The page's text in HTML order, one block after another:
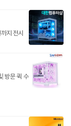
지 전시
방문 퀵 수